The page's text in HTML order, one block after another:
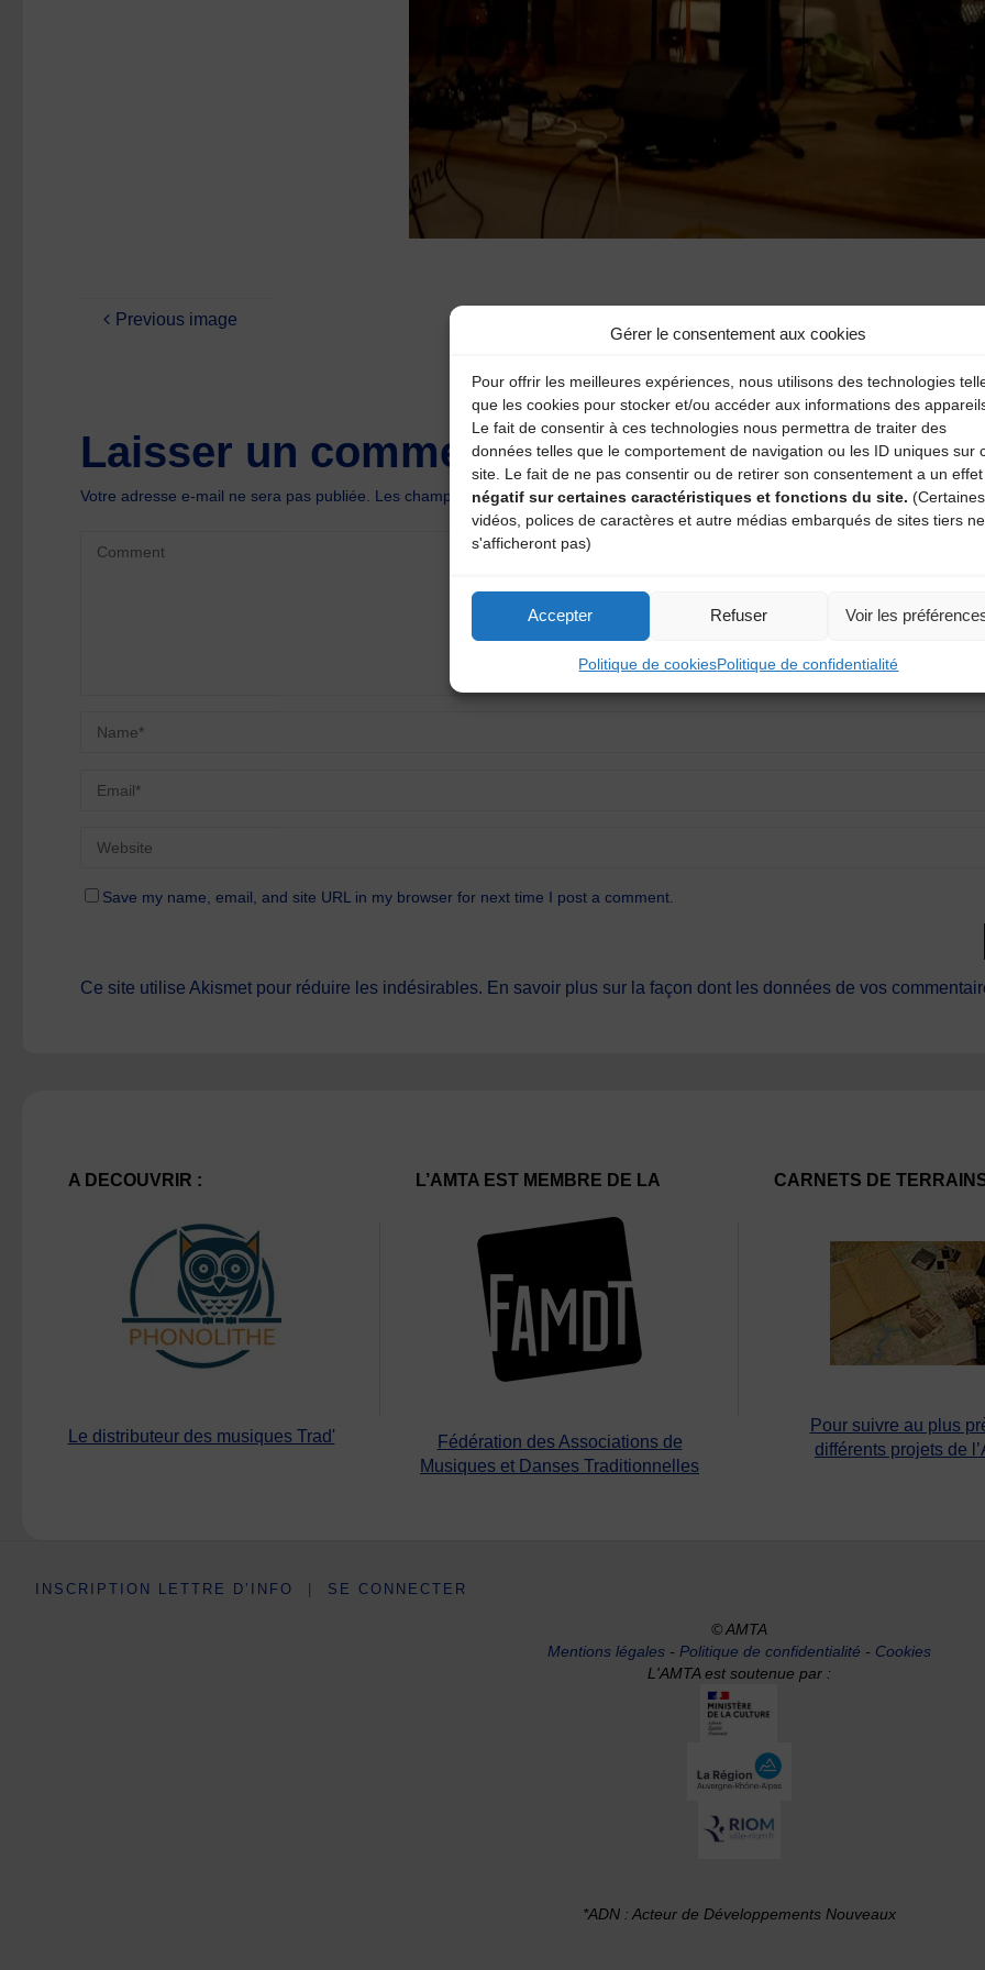
Gérer le consentement aux cookies
Pour offrir les meilleures expériences, nous utilisons des technologies
que les cookies pour stocker et/ou accéder aux informations des
Le fait de consentir à ces technologies nous permettra de traiter des
données telles que le comportement de navigation ou les ID uniques sur
site. Le fait de ne pas consentir ou de retirer son consentement a un effet
négatif sur certaines caractéristiques et fonctions du site. (Certaines
vidéos, polices de caractères et autre médias embarqués de sites tiers ne
s'afficheront pas)
Accepter Refuser Voir les
Politique de cookiesPolitique de confidentialité
Previous image
Laisser un commentaire
Votre adresse e-mail ne sera pas publiée. Les champs obligatoires sont indiqués avec*
Save my name, email, and site URL in my browser for next time I post a comment.
Ce site utilise Akismet pour réduire les indésirables. En savoir plus sur la façon dont les données de vos
A DECOUVRIR :
Le distributeur des musiques Trad'
L’AMTA EST MEMBRE DE LA
Fédération des Associations de
Musiques et Danses Traditionnelles
CARNETS DE
Pour suivre au plus
différents projets de
INSCRIPTION LETTRE D’INFO | SE CONNECTER
© AMTA
Mentions légales- Politique de confidentialité - Cookies
L'AMTA est soutenue par :
*ADN : Acteur de Développements Nouveaux